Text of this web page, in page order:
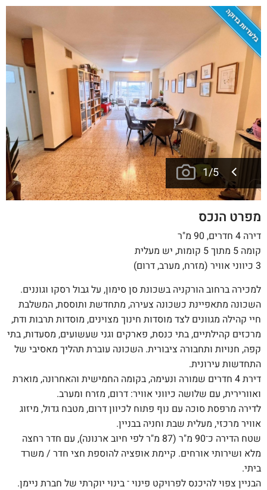
בלעדיות בדוקה
1/5
מפרט הנכס
דירה 4 חדרים, 90 מ"ר
קומה 5 מתוך 5 קומות, יש מעלית
3 כיווני אוויר (מזרח, מערב, דרום)
למכירה ברחוב הורקניה בשכונת סן סימון, על גבול רסקו וגוננים.
השכונה מתאפיינת כשכונה צעירה, מתחדשת ותוססת, המשלבת
חיי קהילה מגוונים לצד מוסדות חינוך מצוינים, מוסדות תרבות ודת,
מרכזים קהילתיים, בתי כנסת, פארקים וגני שעשועים, מסעדות, בתי
קפה, חנויות ותחבורה ציבורית. השכונה עוברת תהליך מאסיבי של
התחדשות עירונית.
דירת 4 חדרים שמורה ונעימה, בקומה החמישית והאחרונה, מוארת
ואוורירית, עם שלושה כיווני אוויר: דרום, מזרח ומערב.
לדירה מרפסת סוכה עם נוף פתוח לכיוון דרום, מטבח גדול, מיזוג
אוויר מרכזי, מעלית שבת וחניה בבניין.
שטח הדירה כ־90 מ"ר (87 מ"ר לפי חיוב ארנונה), עם חדר רחצה
מלא ושירותי אורחים. קיימת אופציה להוספת חצי חדר / משרד
ביתי.
הבניין צפוי להיכנס לפרויקט פינוי ־ בינוי יוקרתי של חברת ניימן.